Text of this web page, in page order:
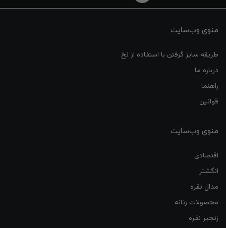
منوی وب‌سایت
طریقه سایز گرفتن با استفاده از نخ
درباره ما
راهنما
قوانین
منوی وب‌سایت
اقتصادی
انگشتر
مدال نقره
محصولات زنانه
زنجیر نقره